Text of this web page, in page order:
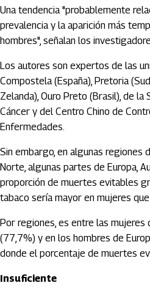
Una tendencia "probablemente
prevalencia y la aparición más
hombres", señalan los
Los autores son expertos de las
Compostela (España), Pretoria
Zelanda), Ouro Preto (Brasil), de la
Cáncer y del Centro Chino de
Enfermedades.
Sin embargo, en algunas regiones
Norte, algunas partes de Europa,
proporción de muertes evitables
tabaco sería mayor en mujeres
Por regiones, es entre las mujeres
(77,7%) y en los hombres de
donde el porcentaje de muertes
Insuficiente